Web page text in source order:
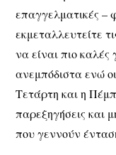
επαγγελματικές –
εκμεταλλευτείτε
να είναι πιο καλές
ανεμπόδιστα ενώ
Τετάρτη και η
παρεξηγήσεις και
που γεννούν